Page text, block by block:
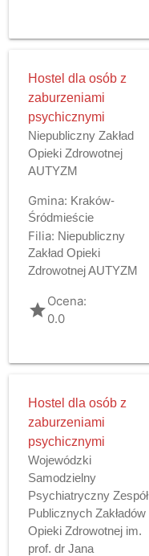
Hostel dla osób z
zaburzeniami
psychicznymi
Niepubliczny Zakład
Opieki Zdrowotnej
AUTYZM
Gmina: Kraków-
Śródmieście
Filia: Niepubliczny
Zakład Opieki
Zdrowotnej AUTYZM
gradeOcena:
0.0
Hostel dla osób z
zaburzeniami
psychicznymi
Wojewódzki
Samodzielny
Psychiatryczny Zespół
Publicznych Zakładów
Opieki Zdrowotnej im.
prof. dr Jana